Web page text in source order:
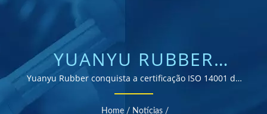
YUANYU RUBBER
CONQUISTA A
CERTIFICAÇÃO ISO
Yuanyu Rubber conquista a certificação ISO 14001 de
gestão ambiental. | Fornecedor de peças de borracha
certificado ISO e RoHS
Home / Notícias /